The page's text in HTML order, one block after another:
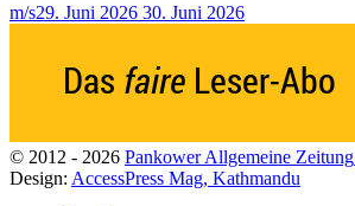
m/s29. Juni 2026 30. Juni 2026
© 2012 - 2026 Pankower Allgemeine Zeitung
Design: AccessPress Mag, Kathmandu